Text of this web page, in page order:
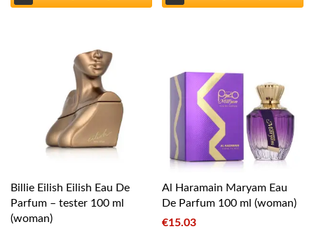
Billie Eilish Eilish Eau De
Parfum – tester 100 ml
(woman)
Al Haramain Maryam Eau
De Parfum 100 ml (woman)
€15.03